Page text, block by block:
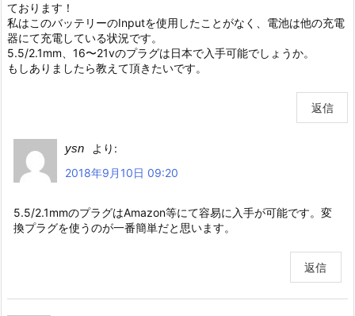
ております！
私はこのバッテリーのInputを使用したことがなく、電池は他の充電
器にて充電している状況です。
5.5/2.1mm、16〜21vのプラグは日本で入手可能でしょうか。
もしありましたら教えて頂きたいです。
返信
ysn
より:
2018年9月10日 09:20
5.5/2.1mmのプラグはAmazon等にて容易に入手が可能です。変
換プラグを使うのが一番簡単だと思います。
返信